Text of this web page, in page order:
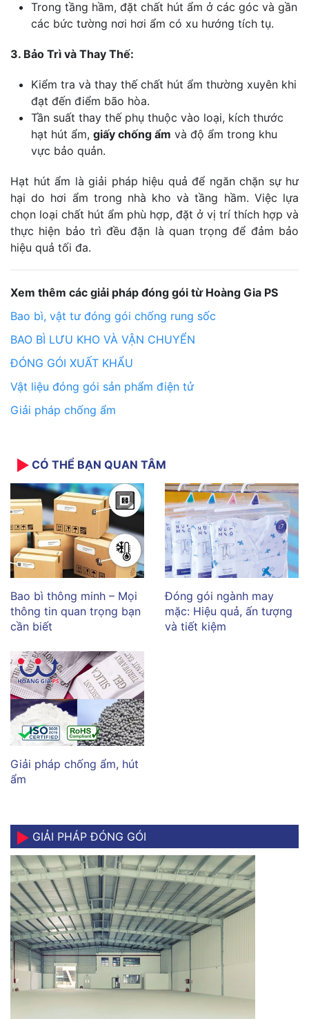
Trong tầng hầm, đặt chất hút ẩm ở các góc và gần
các bức tường nơi hơi ẩm có xu hướng tích tụ.
3. Bảo Trì và Thay Thế:
Kiểm tra và thay thế chất hút ẩm thường xuyên khi
đạt đến điểm bão hòa.
Tần suất thay thế phụ thuộc vào loại, kích thước
hạt hút ẩm, giấy chống ẩm và độ ẩm trong khu
vực bảo quản.
Hạt hút ẩm là giải pháp hiệu quả để ngăn chặn sự hư
hại do hơi ẩm trong nhà kho và tầng hầm. Việc lựa
chọn loại chất hút ẩm phù hợp, đặt ở vị trí thích hợp và
thực hiện bảo trì đều đặn là quan trọng để đảm bảo
hiệu quả tối đa.
Xem thêm các giải pháp đóng gói từ Hoàng Gia PS
Bao bì, vật tư đóng gói chống rung sốc
BAO BÌ LƯU KHO VÀ VẬN CHUYỂN
ĐÓNG GÓI XUẤT KHẨU
Vật liệu đóng gói sản phẩm điện tử
Giải pháp chống ẩm
CÓ THỂ BẠN QUAN TÂM
Bao bì thông minh – Mọi
thông tin quan trọng bạn
cần biết
Đóng gói ngành may
mặc: Hiệu quả, ấn tượng
và tiết kiệm
Giải pháp chống ẩm, hút
ẩm
GIẢI PHÁP ĐÓNG GÓI